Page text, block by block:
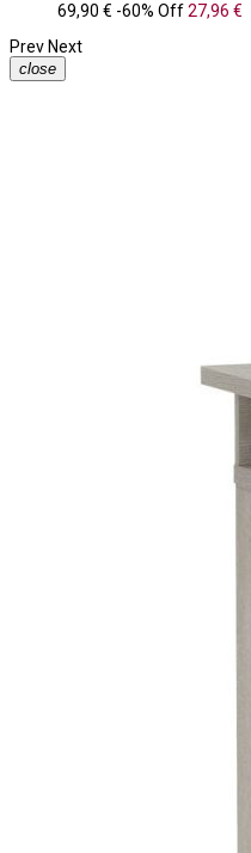
69,90 € -60% Off27,96 €
Prev Next
close